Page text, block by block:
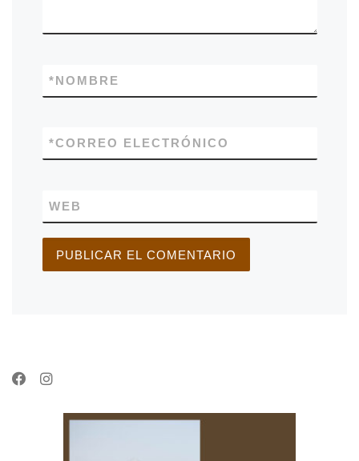
NOMBRE
*
CORREO ELECTRÓNICO
*
WEB